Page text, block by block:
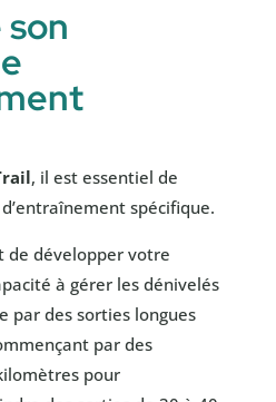
, il est essentiel de
spécifique.
de développer votre
à gérer les dénivelés
par des sorties longues
par des
pour